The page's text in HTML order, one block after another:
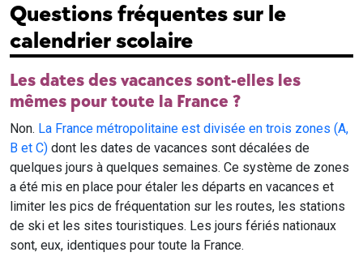
Questions fréquentes sur le
calendrier scolaire
Les dates des vacances sont-elles les
mêmes pour toute la France ?
Non. La France métropolitaine est divisée en trois zones (A,
B et C) dont les dates de vacances sont décalées de
quelques jours à quelques semaines. Ce système de zones
a été mis en place pour étaler les départs en vacances et
limiter les pics de fréquentation sur les routes, les stations
de ski et les sites touristiques. Les jours fériés nationaux
sont, eux, identiques pour toute la France.